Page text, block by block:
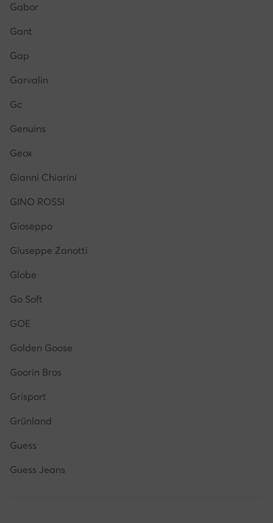
Gabor
Gant
Gap
Garvalin
Gc
Genuins
Geox
Gianni Chiarini
GINO ROSSI
Gioseppo
Giuseppe Zanotti
Globe
Go Soft
GOE
Golden Goose
Goorin Bros
Grisport
Grünland
Guess
Guess Jeans